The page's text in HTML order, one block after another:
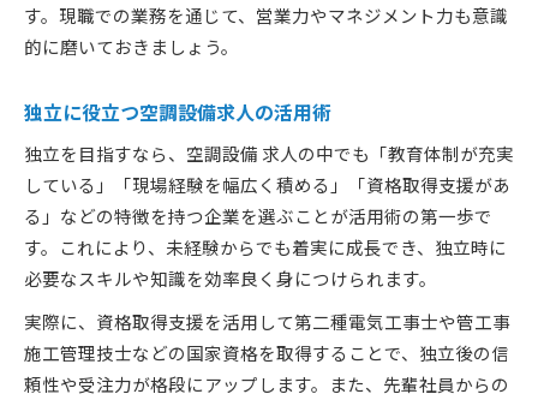
す。現職での業務を通じて、営業力やマネジメント力も意識
的に磨いておきましょう。
独立に役立つ空調設備求人の活用術
独立を目指すなら、空調設備 求人の中でも「教育体制が充実
している」「現場経験を幅広く積める」「資格取得支援があ
る」などの特徴を持つ企業を選ぶことが活用術の第一歩で
す。これにより、未経験からでも着実に成長でき、独立時に
必要なスキルや知識を効率良く身につけられます。
実際に、資格取得支援を活用して第二種電気工事士や管工事
施工管理技士などの国家資格を取得することで、独立後の信
頼性や受注力が格段にアップします。また、先輩社員からの